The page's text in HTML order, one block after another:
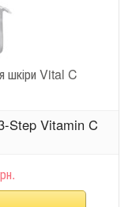
шкіри Vital C
Step Vitamin C